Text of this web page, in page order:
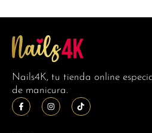
Nails4K, tu tienda online
de manicura.